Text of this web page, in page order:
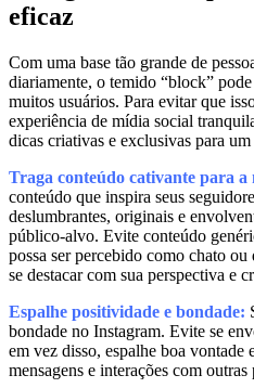
eficaz
Com uma base tão grande de
diariamente, o temido “block”
muitos usuários. Para evitar que
experiência de mídia social
dicas criativas e exclusivas para
Traga conteúdo cativante para a
conteúdo que inspira seus
deslumbrantes, originais e
público-alvo. Evite conteúdo
possa ser percebido como chato ou
se destacar com sua perspectiva e
Espalhe positividade e bondade:
bondade no Instagram. Evite se
em vez disso, espalhe boa vontade
mensagens e interações com outras